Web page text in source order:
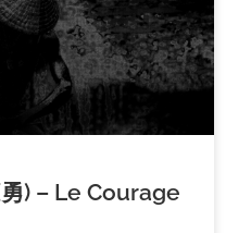
) – Le Courage